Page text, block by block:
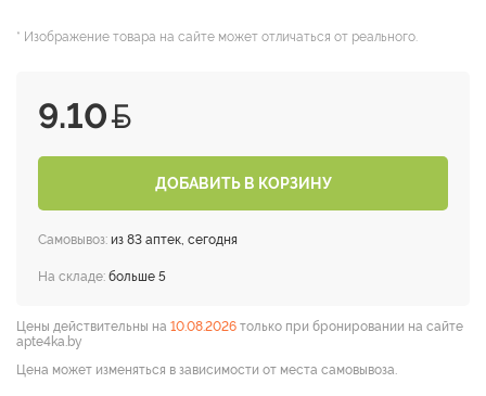
* Изображение товара на сайте может отличаться от реального.
9.10
ДОБАВИТЬ В КОРЗИНУ
Самовывоз: из 83 аптек, сегодня
На складе: больше 5
Цены действительны на 10.08.2026 только при бронировании на сайте
apte4ka.by
Цена может изменяться в зависимости от места самовывоза.